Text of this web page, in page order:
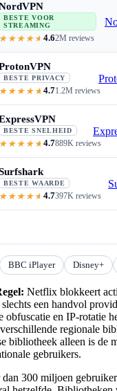
BESTE VOOR
STREAMING
4.62M reviews
BESTE PRIVACY
4.71.2M reviews
BESTE SNELHEID
4.7889K reviews
BESTE WAARDE
4.7397K reviews
BBC iPlayer Disney+
Netflix blokkeert
een handvol
obfuscatie en IP-rotatie
regionale
bibliotheek alleen is de
gebruikers.
300 miljoen